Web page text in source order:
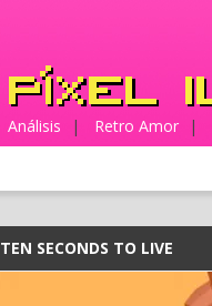
Análisis | Retro Amor |
TEN SECONDS TO LIVE